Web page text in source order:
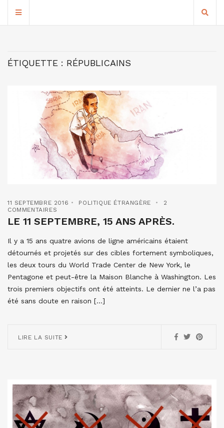
ÉTIQUETTE : RÉPUBLICAINS
11 SEPTEMBRE 2016 POLITIQUE ÉTRANGÈRE
2
COMMENTAIRES
LE 11 SEPTEMBRE, 15 ANS APRÈS.
Il y a 15 ans quatre avions de ligne américains étaient
détournés et projetés sur des cibles fortement symboliques,
les deux tours du World Trade Center de New York, le
Pentagone et peut-être la Maison Blanche à Washington. Les
trois premiers objectifs ont été atteints. Le dernier ne l’a pas
été sans doute en raison […]
LIRE LA SUITE